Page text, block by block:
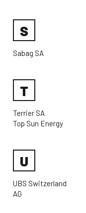
S
Sabag SA
T
Terrier SA
Top Sun Energy
U
UBS Switzerland
AG